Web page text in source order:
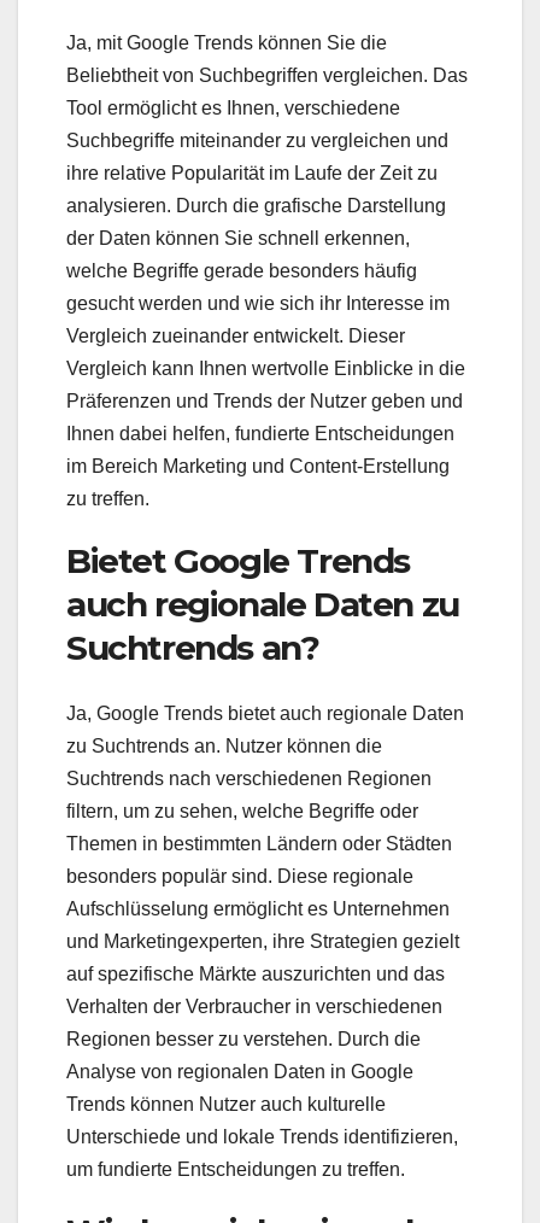
Ja, mit Google Trends können Sie die
Beliebtheit von Suchbegriffen vergleichen. Das
Tool ermöglicht es Ihnen, verschiedene
Suchbegriffe miteinander zu vergleichen und
ihre relative Popularität im Laufe der Zeit zu
analysieren. Durch die grafische Darstellung
der Daten können Sie schnell erkennen,
welche Begriffe gerade besonders häufig
gesucht werden und wie sich ihr Interesse im
Vergleich zueinander entwickelt. Dieser
Vergleich kann Ihnen wertvolle Einblicke in die
Präferenzen und Trends der Nutzer geben und
Ihnen dabei helfen, fundierte Entscheidungen
im Bereich Marketing und Content-Erstellung
zu treffen.
Bietet Google Trends
auch regionale Daten zu
Suchtrends an?
Ja, Google Trends bietet auch regionale Daten
zu Suchtrends an. Nutzer können die
Suchtrends nach verschiedenen Regionen
filtern, um zu sehen, welche Begriffe oder
Themen in bestimmten Ländern oder Städten
besonders populär sind. Diese regionale
Aufschlüsselung ermöglicht es Unternehmen
und Marketingexperten, ihre Strategien gezielt
auf spezifische Märkte auszurichten und das
Verhalten der Verbraucher in verschiedenen
Regionen besser zu verstehen. Durch die
Analyse von regionalen Daten in Google
Trends können Nutzer auch kulturelle
Unterschiede und lokale Trends identifizieren,
um fundierte Entscheidungen zu treffen.